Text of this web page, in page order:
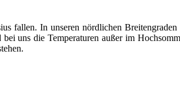
fallen. In unseren nördlichen Breitengraden
uns die Temperaturen außer im